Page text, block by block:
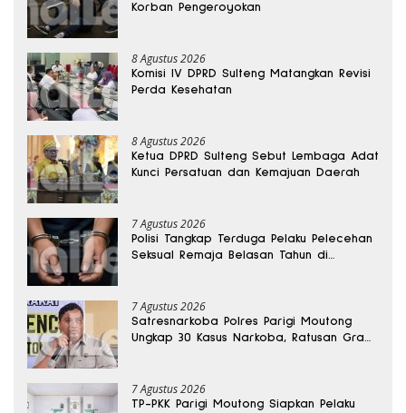
Korban Pengeroyokan
8 Agustus 2026
Komisi IV DPRD Sulteng Matangkan Revisi
Perda Kesehatan
8 Agustus 2026
Ketua DPRD Sulteng Sebut Lembaga Adat
Kunci Persatuan dan Kemajuan Daerah
7 Agustus 2026
Polisi Tangkap Terduga Pelaku Pelecehan
Seksual Remaja Belasan Tahun di
7 Agustus 2026
Satresnarkoba Polres Parigi Moutong
Ungkap 30 Kasus Narkoba, Ratusan Gram
7 Agustus 2026
TP-PKK Parigi Moutong Siapkan Pelaku